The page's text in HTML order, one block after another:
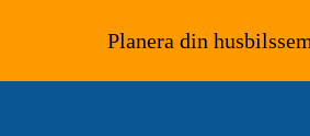
Planera din